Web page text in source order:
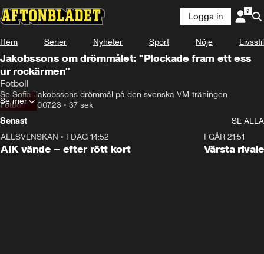
Logga in
Hem Serier Nyheter Sport Nöje Livsstil
Jakobssons om drömmålet: "Plockade fram ett ess
ur rockärmen"
Fotboll
Se Sofia Jakobssons drömmål på den svenska VM-träningen
Fotboll•30.07.23 • 37 sek
Se mer
Senast
SE ALLA
ALLSVENSKAN • I DAG 14:52
AIK vände – efter rött kort
I GÅR 21:51
Värsta